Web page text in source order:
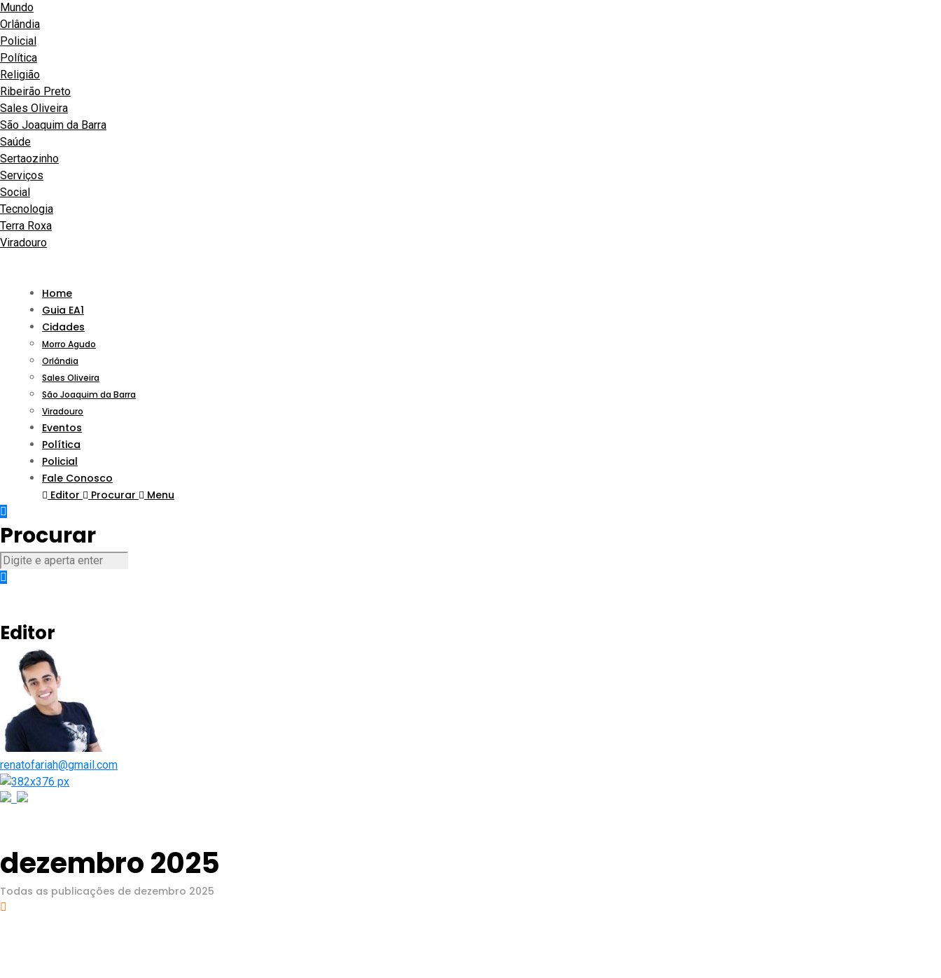
Mundo
Orlândia
Policial
Política
Religião
Ribeirão Preto
Sales Oliveira
São Joaquim da Barra
Saúde
Sertaozinho
Serviços
Social
Tecnologia
Terra Roxa
Viradouro
Home
Guia EA1
Cidades
Morro Agudo
Orlândia
Sales Oliveira
São Joaquim da Barra
Viradouro
Eventos
Política
Policial
Fale Conosco
Editor
Procurar Menu
Procurar
Editor
renatofariah@gmail.com
dezembro 2025
Todas as publicações de dezembro 2025